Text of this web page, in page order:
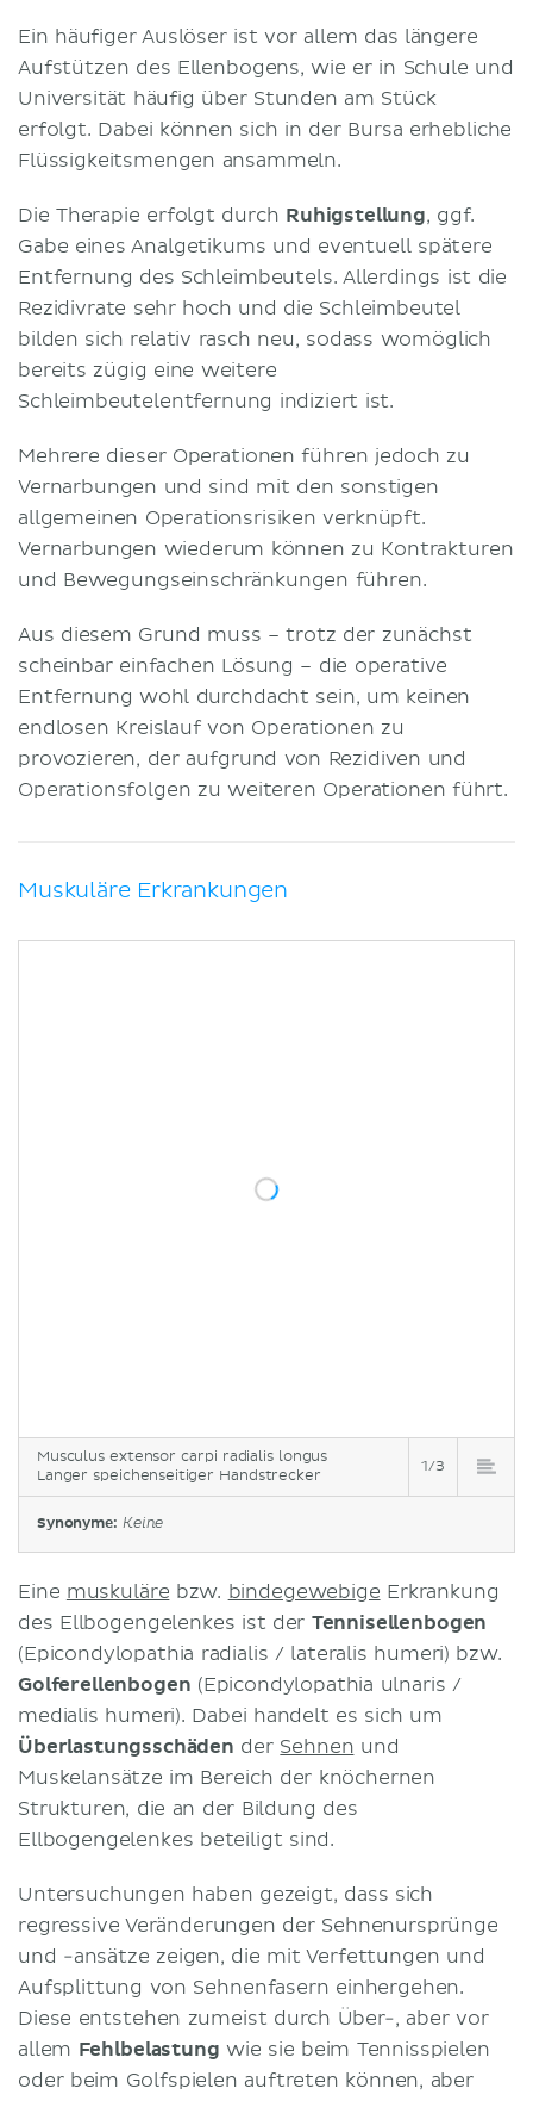
Ein häufiger Auslöser ist vor allem das längere
Aufstützen des Ellenbogens, wie er in Schule und
Universität häufig über Stunden am Stück
erfolgt. Dabei können sich in der Bursa erhebliche
Flüssigkeitsmengen ansammeln.
Die Therapie erfolgt durch Ruhigstellung, ggf.
Gabe eines Analgetikums und eventuell spätere
Entfernung des Schleimbeutels. Allerdings ist die
Rezidivrate sehr hoch und die Schleimbeutel
bilden sich relativ rasch neu, sodass womöglich
bereits zügig eine weitere
Schleimbeutelentfernung indiziert ist.
Mehrere dieser Operationen führen jedoch zu
Vernarbungen und sind mit den sonstigen
allgemeinen Operationsrisiken verknüpft.
Vernarbungen wiederum können zu Kontrakturen
und Bewegungseinschränkungen führen.
Aus diesem Grund muss – trotz der zunächst
scheinbar einfachen Lösung – die operative
Entfernung wohl durchdacht sein, um keinen
endlosen Kreislauf von Operationen zu
provozieren, der aufgrund von Rezidiven und
Operationsfolgen zu weiteren Operationen führt.
Muskuläre Erkrankungen
Musculus extensor carpi radialis longus
Langer speichenseitiger Handstrecker
1/3
Synonyme: Keine
Eine muskuläre bzw. bindegewebige Erkrankung
des Ellbogengelenkes ist der Tennisellenbogen
(Epicondylopathia radialis / lateralis humeri) bzw.
Golferellenbogen (Epicondylopathia ulnaris /
medialis humeri). Dabei handelt es sich um
Überlastungsschäden der Sehnen und
Muskelansätze im Bereich der knöchernen
Strukturen, die an der Bildung des
Ellbogengelenkes beteiligt sind.
Untersuchungen haben gezeigt, dass sich
regressive Veränderungen der Sehnenursprünge
und -ansätze zeigen, die mit Verfettungen und
Aufsplittung von Sehnenfasern einhergehen.
Diese entstehen zumeist durch Über-, aber vor
allem Fehlbelastungwie sie beim Tennisspielen
oder beim Golfspielen auftreten können, aber